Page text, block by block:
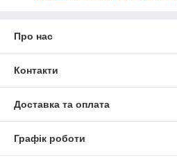
Про нас
Контакти
Доставка та оплата
Графік роботи